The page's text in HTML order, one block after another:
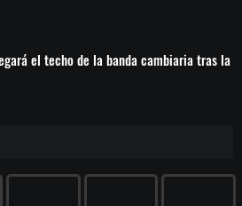
el techo de la banda cambiaria tras la